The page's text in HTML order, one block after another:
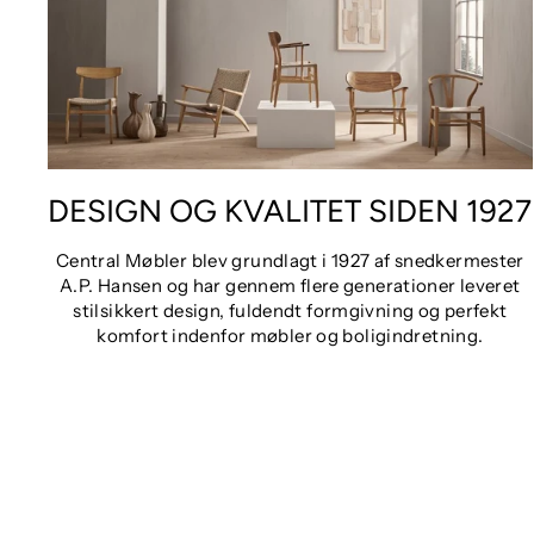
DESIGN OG KVALITET SIDEN 1927
Central Møbler blev grundlagt i 1927 af snedkermester
A.P. Hansen og har gennem flere generationer leveret
stilsikkert design, fuldendt formgivning og perfekt
komfort indenfor møbler og boligindretning.